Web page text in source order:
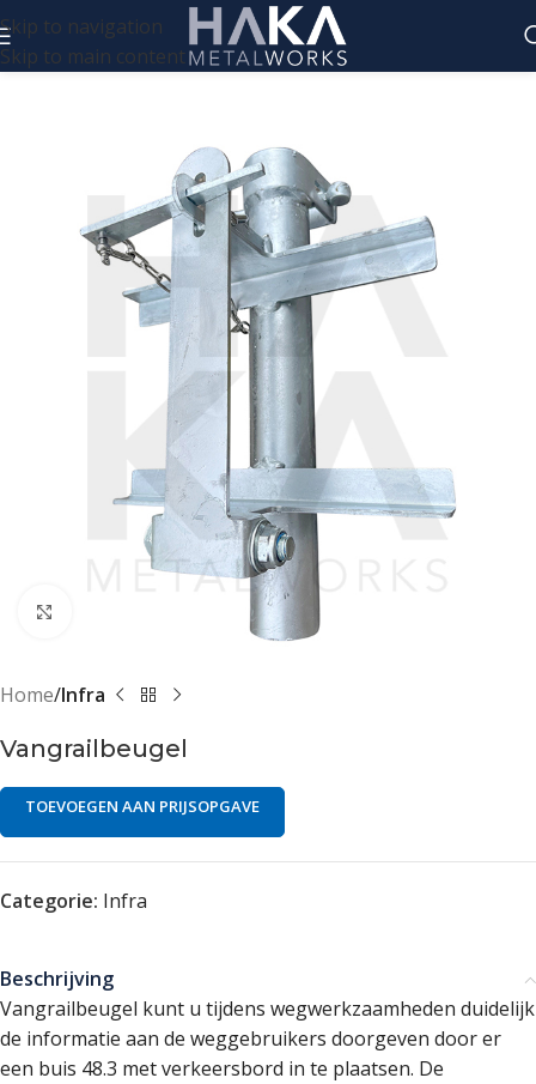
Skip to navigation
Skip to main content
Home Infra
Vangrailbeugel
TOEVOEGEN AAN PRIJSOPGAVE
Categorie: Infra
Beschrijving
Vangrailbeugel kunt u tijdens wegwerkzaamheden duidelijk
de informatie aan de weggebruikers doorgeven door er
een buis 48.3 met verkeersbord in te plaatsen. De